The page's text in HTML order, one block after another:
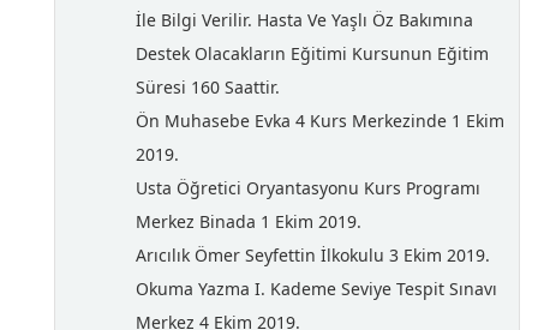
İle Bilgi Verilir. Hasta Ve Yaşlı Öz Bakımına
Destek Olacakların Eğitimi Kursunun Eğitim
Süresi 160 Saattir.
Ön Muhasebe Evka 4 Kurs Merkezinde 1 Ekim
2019.
Usta Öğretici Oryantasyonu Kurs Programı
Merkez Binada 1 Ekim 2019.
Arıcılık Ömer Seyfettin İlkokulu 3 Ekim 2019.
Okuma Yazma I. Kademe Seviye Tespit Sınavı
Merkez 4 Ekim 2019.